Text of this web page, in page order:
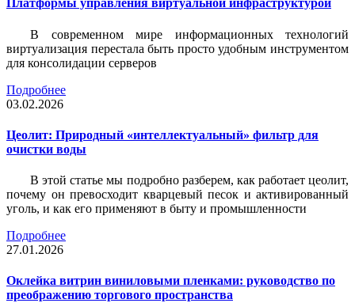
Платформы управления виртуальной инфраструктурой
В современном мире информационных технологий
виртуализация перестала быть просто удобным инструментом
для консолидации серверов
Подробнее
03.02.2026
Цеолит: Природный «интеллектуальный» фильтр для
очистки воды
В этой статье мы подробно разберем, как работает цеолит,
почему он превосходит кварцевый песок и активированный
уголь, и как его применяют в быту и промышленности
Подробнее
27.01.2026
Оклейка витрин виниловыми пленками: руководство по
преображению торгового пространства